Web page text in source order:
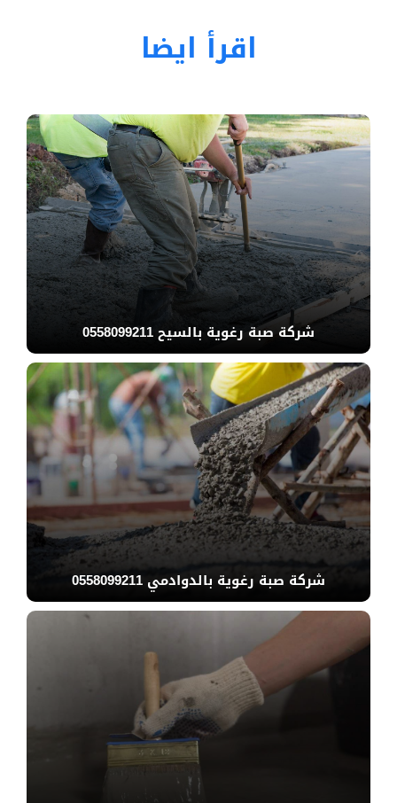
اقرأ ايضا
شركة صبة رغوية بالسيح 0558099211
شركة صبة رغوية بالدوادمي 0558099211